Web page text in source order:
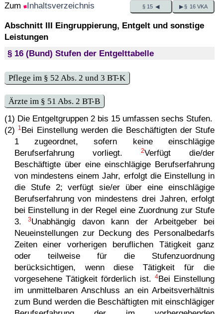
Zum Inhaltsverzeichnis § 15 ◀ ▶ § 16 VKA
Abschnitt III Eingruppierung, Entgelt und sonstige
Leistungen
§ 16 (Bund) Stufen der Entgelttabelle
Pflege im § 52 Abs. 2 und 3 BT-K
Ärzte im § 51 Abs. 2 BT-B
(1) Die Entgeltgruppen 2 bis 15 umfassen sechs Stufen.
(2)
1 Bei Einstellung werden die Beschäftigten der Stufe
1 zugeordnet, sofern keine einschlägige
Berufserfahrung vorliegt.2Verfügt die/der
Beschäftigte über eine einschlägige Berufserfahrung
von mindestens einem Jahr, erfolgt die Einstellung in
die Stufe 2; verfügt sie/er über eine einschlägige
Berufserfahrung von mindestens drei Jahren, erfolgt
bei Einstellung in der Regel eine Zuordnung zur Stufe
3.3Unabhängig davon kann der Arbeitgeber bei
Neueinstellungen zur Deckung des Personalbedarfs
Zeiten einer vorherigen beruflichen Tätigkeit ganz
oder teilweise für die Stufenzuordnung
berücksichtigen, wenn diese Tätigkeit für die
vorgesehene Tätigkeit förderlich ist.4Bei Einstellung
im unmittelbaren Anschluss an ein Arbeitsverhältnis
zum Bund werden die Beschäftigten mit einschlägiger